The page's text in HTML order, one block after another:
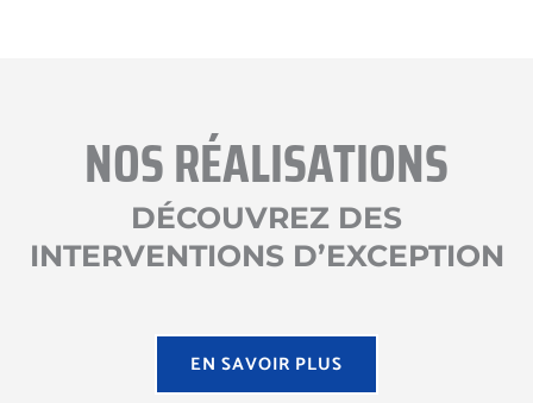
NOS RÉALISATIONS
DÉCOUVREZ DES
INTERVENTIONS D’EXCEPTION
EN SAVOIR PLUS